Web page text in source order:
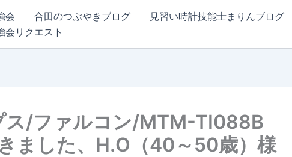
会 合田のつぶやきブログ 見習い時計技能士まりんブログ
会リクエスト
ス/ファルコン/MTM-TI088B
ました、H.O（40～50歳）様